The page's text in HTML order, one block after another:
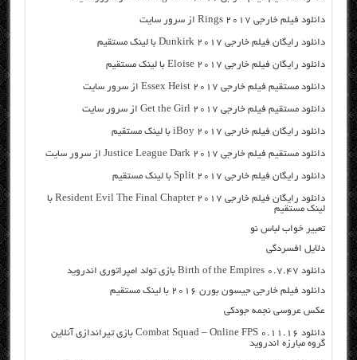
دانلود فیلم خارجی Rings 2017 از سرور سایت
دانلود رایگان فیلم خارجی Dunkirk 2017 با لینک مستقیم
دانلود رایگان فیلم خارجی Eloise 2017 با لینک مستقیم
دانلود مستقیم فیلم خارجی Essex Heist 2017 از سرور سایت
دانلود مستقیم فیلم خارجی Get the Girl 2017 از سرور سایت
دانلود رایگان فیلم خارجی iBoy 2017 با لینک مستقیم
دانلود مستقیم فیلم خارجی Justice League Dark 2017 از سرور سایت
دانلود رایگان فیلم خارجی Split 2017 با لینک مستقیم
دانلود رایگان فیلم خارجی Resident Evil The Final Chapter 2017 با
لینک مستقیم
تعبیر خواب لباس نو
دلایل افسردگی
دانلود Birth of the Empires 0.7.47 بازی تولد امپراتوری اندروید
دانلود فیلم خارجی جیسون بورن ۲۰۱۶ با لینک مستقیم
عکس عروسی نجمه جودکی
دانلود Combat Squad – Online FPS 0.11.16 بازی تیراندازی آنلاین
گروه مبارزه اندروید